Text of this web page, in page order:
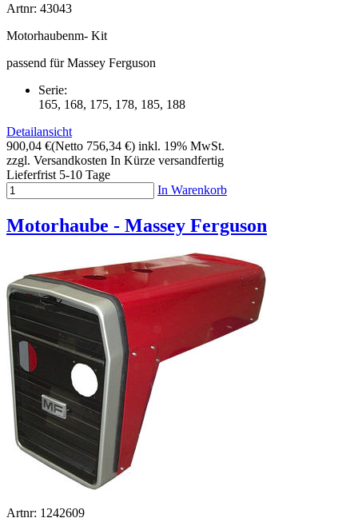
Artnr: 43043
Motorhaubenm- Kit
passend für Massey Ferguson
Serie:
165, 168, 175, 178, 185, 188
Detailansicht
900,04 €(Netto 756,34 €) inkl. 19% MwSt.
zzgl. Versandkosten In Kürze versandfertig
Lieferfrist 5-10 Tage
In Warenkorb
Motorhaube - Massey Ferguson
Artnr: 1242609